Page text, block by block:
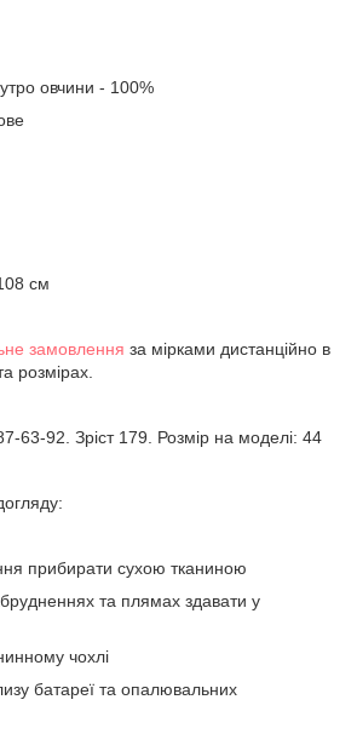
овчини - 100%
см
замовлення за мірками дистанційно в
розмірах.
63-92. Зріст 179. Розмір на моделі: 44
прибирати сухою тканиною
та плямах здавати у
чохлі
батареї та опалювальних